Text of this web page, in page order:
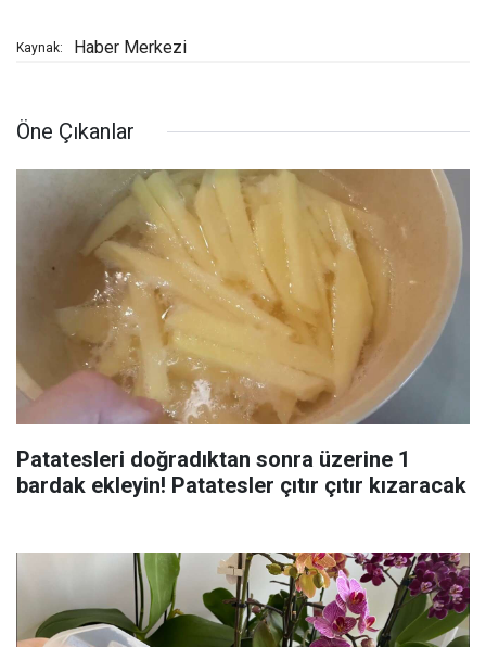
Kaynak: Haber Merkezi
Öne Çıkanlar
Patatesleri doğradıktan sonra üzerine 1
bardak ekleyin! Patatesler çıtır çıtır kızaracak